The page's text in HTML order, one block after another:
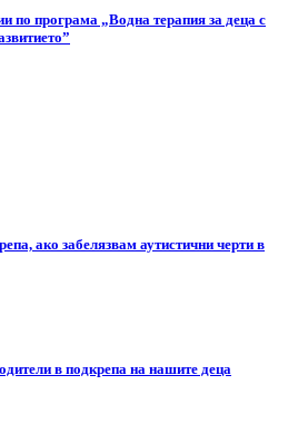
по програма „Водна терапия за деца с
ако забелязвам аутистични черти в
в подкрепа на нашите деца